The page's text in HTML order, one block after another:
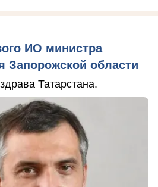
ИО министра
Запорожской области
Татарстана.